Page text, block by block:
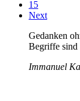
15
Next
Gedanken
Begriffe sind
Immanuel